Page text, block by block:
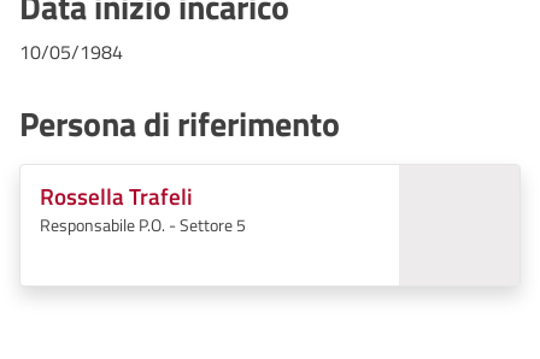
10/05/1984
Persona di riferimento
Rossella Trafeli
Responsabile P.O. - Settore 5